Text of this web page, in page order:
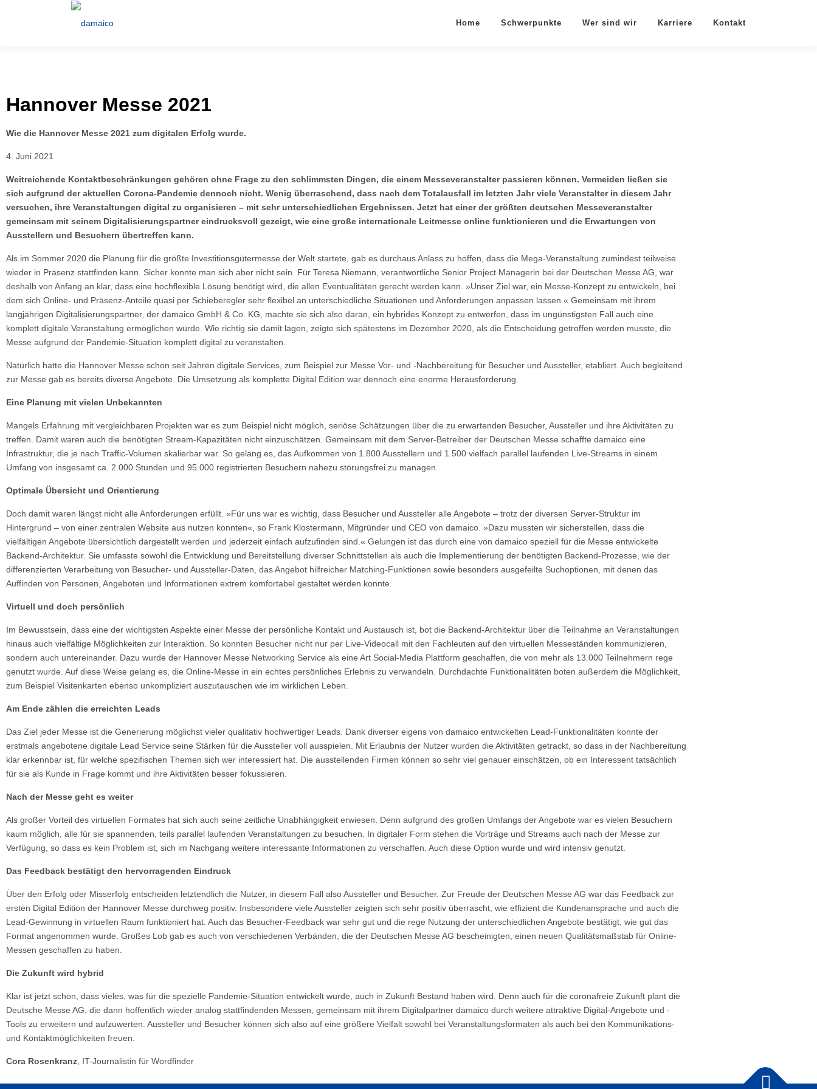
Home Schwerpunkte Wer sind wir Karriere Kontakt
Hannover Messe 2021
Wie die Hannover Messe 2021 zum digitalen Erfolg wurde.
4. Juni 2021
Weitreichende Kontaktbeschränkungen gehören ohne Frage zu den schlimmsten Dingen, die einem Messeveranstalter passieren können. Vermeiden ließen sie
sich aufgrund der aktuellen Corona-Pandemie dennoch nicht. Wenig überraschend, dass nach dem Totalausfall im letzten Jahr viele Veranstalter in diesem Jahr
versuchen, ihre Veranstaltungen digital zu organisieren – mit sehr unterschiedlichen Ergebnissen. Jetzt hat einer der größten deutschen Messeveranstalter
gemeinsam mit seinem Digitalisierungspartner eindrucksvoll gezeigt, wie eine große internationale Leitmesse online funktionieren und die Erwartungen von
Ausstellern und Besuchern übertreffen kann.
Als im Sommer 2020 die Planung für die größte Investitionsgütermesse der Welt startete, gab es durchaus Anlass zu hoffen, dass die Mega-Veranstaltung zumindest teilweise
wieder in Präsenz stattfinden kann. Sicher konnte man sich aber nicht sein. Für Teresa Niemann, verantwortliche Senior Project Managerin bei der Deutschen Messe AG, war
deshalb von Anfang an klar, dass eine hochflexible Lösung benötigt wird, die allen Eventualitäten gerecht werden kann. »Unser Ziel war, ein Messe-Konzept zu entwickeln, bei
dem sich Online- und Präsenz-Anteile quasi per Schieberegler sehr flexibel an unterschiedliche Situationen und Anforderungen anpassen lassen.« Gemeinsam mit ihrem
langjährigen Digitalisierungspartner, der damaico GmbH & Co. KG, machte sie sich also daran, ein hybrides Konzept zu entwerfen, dass im ungünstigsten Fall auch eine
komplett digitale Veranstaltung ermöglichen würde. Wie richtig sie damit lagen, zeigte sich spätestens im Dezember 2020, als die Entscheidung getroffen werden musste, die
Messe aufgrund der Pandemie-Situation komplett digital zu veranstalten.
Natürlich hatte die Hannover Messe schon seit Jahren digitale Services, zum Beispiel zur Messe Vor- und -Nachbereitung für Besucher und Aussteller, etabliert. Auch begleitend
zur Messe gab es bereits diverse Angebote. Die Umsetzung als komplette Digital Edition war dennoch eine enorme Herausforderung.
Eine Planung mit vielen Unbekannten
Mangels Erfahrung mit vergleichbaren Projekten war es zum Beispiel nicht möglich, seriöse Schätzungen über die zu erwartenden Besucher, Aussteller und ihre Aktivitäten zu
treffen. Damit waren auch die benötigten Stream-Kapazitäten nicht einzuschätzen. Gemeinsam mit dem Server-Betreiber der Deutschen Messe schaffte damaico eine
Infrastruktur, die je nach Traffic-Volumen skalierbar war. So gelang es, das Aufkommen von 1.800 Ausstellern und 1.500 vielfach parallel laufenden Live-Streams in einem
Umfang von insgesamt ca. 2.000 Stunden und 95.000 registrierten Besuchern nahezu störungsfrei zu managen.
Optimale Übersicht und Orientierung
Doch damit waren längst nicht alle Anforderungen erfüllt. »Für uns war es wichtig, dass Besucher und Aussteller alle Angebote – trotz der diversen Server-Struktur im
Hintergrund – von einer zentralen Website aus nutzen konnten«, so Frank Klostermann, Mitgründer und CEO von damaico. »Dazu mussten wir sicherstellen, dass die
vielfältigen Angebote übersichtlich dargestellt werden und jederzeit einfach aufzufinden sind.« Gelungen ist das durch eine von damaico speziell für die Messe entwickelte
Backend-Architektur. Sie umfasste sowohl die Entwicklung und Bereitstellung diverser Schnittstellen als auch die Implementierung der benötigten Backend-Prozesse, wie der
differenzierten Verarbeitung von Besucher- und Aussteller-Daten, das Angebot hilfreicher Matching-Funktionen sowie besonders ausgefeilte Suchoptionen, mit denen das
Auffinden von Personen, Angeboten und Informationen extrem komfortabel gestaltet werden konnte.
Virtuell und doch persönlich
Im Bewusstsein, dass eine der wichtigsten Aspekte einer Messe der persönliche Kontakt und Austausch ist, bot die Backend-Architektur über die Teilnahme an Veranstaltungen
hinaus auch vielfältige Möglichkeiten zur Interaktion. So konnten Besucher nicht nur per Live-Videocall mit den Fachleuten auf den virtuellen Messeständen kommunizieren,
sondern auch untereinander. Dazu wurde der Hannover Messe Networking Service als eine Art Social-Media Plattform geschaffen, die von mehr als 13.000 Teilnehmern rege
genutzt wurde. Auf diese Weise gelang es, die Online-Messe in ein echtes persönliches Erlebnis zu verwandeln. Durchdachte Funktionalitäten boten außerdem die Möglichkeit,
zum Beispiel Visitenkarten ebenso unkompliziert auszutauschen wie im wirklichen Leben.
Am Ende zählen die erreichten Leads
Das Ziel jeder Messe ist die Generierung möglichst vieler qualitativ hochwertiger Leads. Dank diverser eigens von damaico entwickelten Lead-Funktionalitäten konnte der
erstmals angebotene digitale Lead Service seine Stärken für die Aussteller voll ausspielen. Mit Erlaubnis der Nutzer wurden die Aktivitäten getrackt, so dass in der Nachbereitung
klar erkennbar ist, für welche spezifischen Themen sich wer interessiert hat. Die ausstellenden Firmen können so sehr viel genauer einschätzen, ob ein Interessent tatsächlich
für sie als Kunde in Frage kommt und ihre Aktivitäten besser fokussieren.
Nach der Messe geht es weiter
Als großer Vorteil des virtuellen Formates hat sich auch seine zeitliche Unabhängigkeit erwiesen. Denn aufgrund des großen Umfangs der Angebote war es vielen Besuchern
kaum möglich, alle für sie spannenden, teils parallel laufenden Veranstaltungen zu besuchen. In digitaler Form stehen die Vorträge und Streams auch nach der Messe zur
Verfügung, so dass es kein Problem ist, sich im Nachgang weitere interessante Informationen zu verschaffen. Auch diese Option wurde und wird intensiv genutzt.
Das Feedback bestätigt den hervorragenden Eindruck
Über den Erfolg oder Misserfolg entscheiden letztendlich die Nutzer, in diesem Fall also Aussteller und Besucher. Zur Freude der Deutschen Messe AG war das Feedback zur
ersten Digital Edition der Hannover Messe durchweg positiv. Insbesondere viele Aussteller zeigten sich sehr positiv überrascht, wie effizient die Kundenansprache und auch die
Lead-Gewinnung in virtuellen Raum funktioniert hat. Auch das Besucher-Feedback war sehr gut und die rege Nutzung der unterschiedlichen Angebote bestätigt, wie gut das
Format angenommen wurde. Großes Lob gab es auch von verschiedenen Verbänden, die der Deutschen Messe AG bescheinigten, einen neuen Qualitätsmaßstab für Online-
Messen geschaffen zu haben.
Die Zukunft wird hybrid
Klar ist jetzt schon, dass vieles, was für die spezielle Pandemie-Situation entwickelt wurde, auch in Zukunft Bestand haben wird. Denn auch für die coronafreie Zukunft plant die
Deutsche Messe AG, die dann hoffentlich wieder analog stattfindenden Messen, gemeinsam mit ihrem Digitalpartner damaico durch weitere attraktive Digital-Angebote und -
Tools zu erweitern und aufzuwerten. Aussteller und Besucher können sich also auf eine größere Vielfalt sowohl bei Veranstaltungsformaten als auch bei den Kommunikations-
und Kontaktmöglichkeiten freuen.
Cora Rosenkranz , IT-Journalistin für Wordfinder